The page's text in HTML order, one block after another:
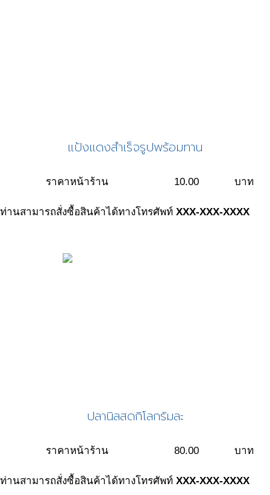
แป้งแดงสำเร็จรูปพร้อมทาน
ราคาหน้าร้าน 10.00 บาท
ท่านสามารถสั่งซื้อสินค้าได้ทางโทรศัพท์ XXX-XXX-XXXX
ปลานิลสดกิโลกรัมละ
ราคาหน้าร้าน 80.00 บาท
ท่านสามารถสั่งซื้อสินค้าได้ทางโทรศัพท์ XXX-XXX-XXXX